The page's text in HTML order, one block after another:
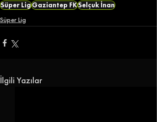
Süper LigGaziantep FKSelçuk İnan
Süper Lig
İlgili Yazılar